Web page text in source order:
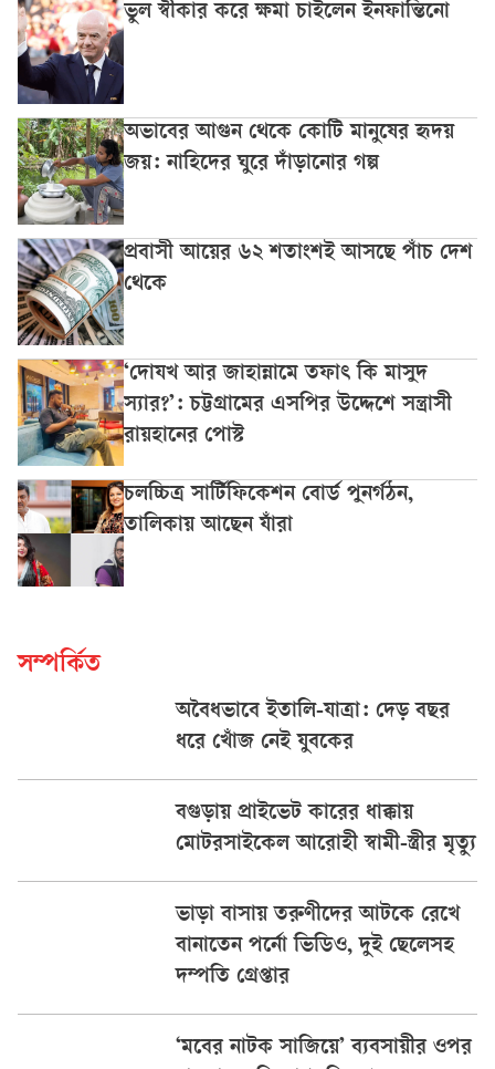
ভুল স্বীকার করে ক্ষমা চাইলেন ইনফান্তিনো
অভাবের আগুন থেকে কোটি মানুষের হৃদয়
জয়: নাহিদের ঘুরে দাঁড়ানোর গল্প
প্রবাসী আয়ের ৬২ শতাংশই আসছে পাঁচ দেশ
থেকে
‘দোযখ আর জাহান্নামে তফাৎ কি মাসুদ
স্যার?’: চট্টগ্রামের এসপির উদ্দেশে সন্ত্রাসী
রায়হানের পোস্ট
চলচ্চিত্র সার্টিফিকেশন বোর্ড পুনর্গঠন,
তালিকায় আছেন যাঁরা
সম্পর্কিত
অবৈধভাবে ইতালি-যাত্রা: দেড় বছর
ধরে খোঁজ নেই যুবকের
বগুড়ায় প্রাইভেট কারের ধাক্কায়
মোটরসাইকেল আরোহী স্বামী-স্ত্রীর মৃত্যু
ভাড়া বাসায় তরুণীদের আটকে রেখে
বানাতেন পর্নো ভিডিও, দুই ছেলেসহ
দম্পতি গ্রেপ্তার
‘মবের নাটক সাজিয়ে’ ব্যবসায়ীর ওপর